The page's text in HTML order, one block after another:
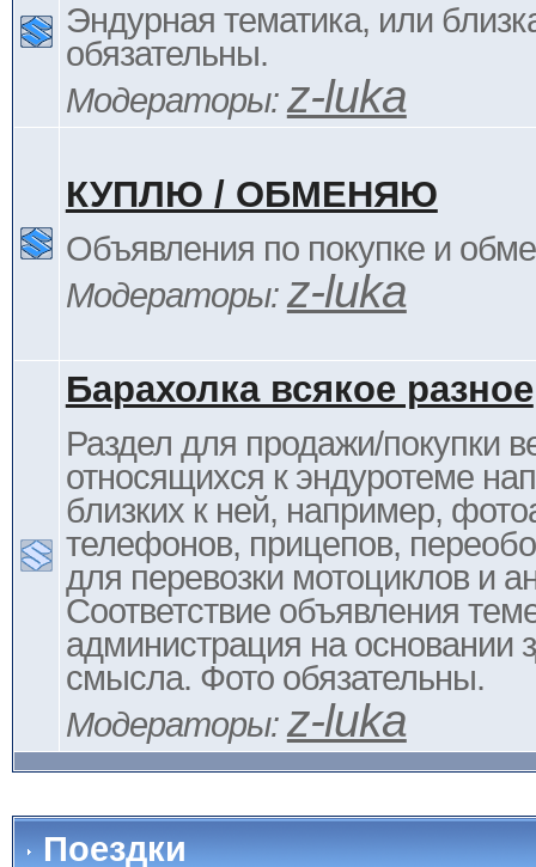
Эндурная тематика, или
обязательны.
Модераторы: z-luka
КУПЛЮ / ОБМЕНЯЮ
Объявления по покупке и
Модераторы: z-luka
Барахолка всякое разное
Раздел для продажи/покупки
относящихся к эндуротеме
близких к ней, например,
телефонов, прицепов,
для перевозки мотоциклов и
Соответствие объявления
администрация на основании
смысла. Фото обязательны.
Модераторы: z-luka
Поездки